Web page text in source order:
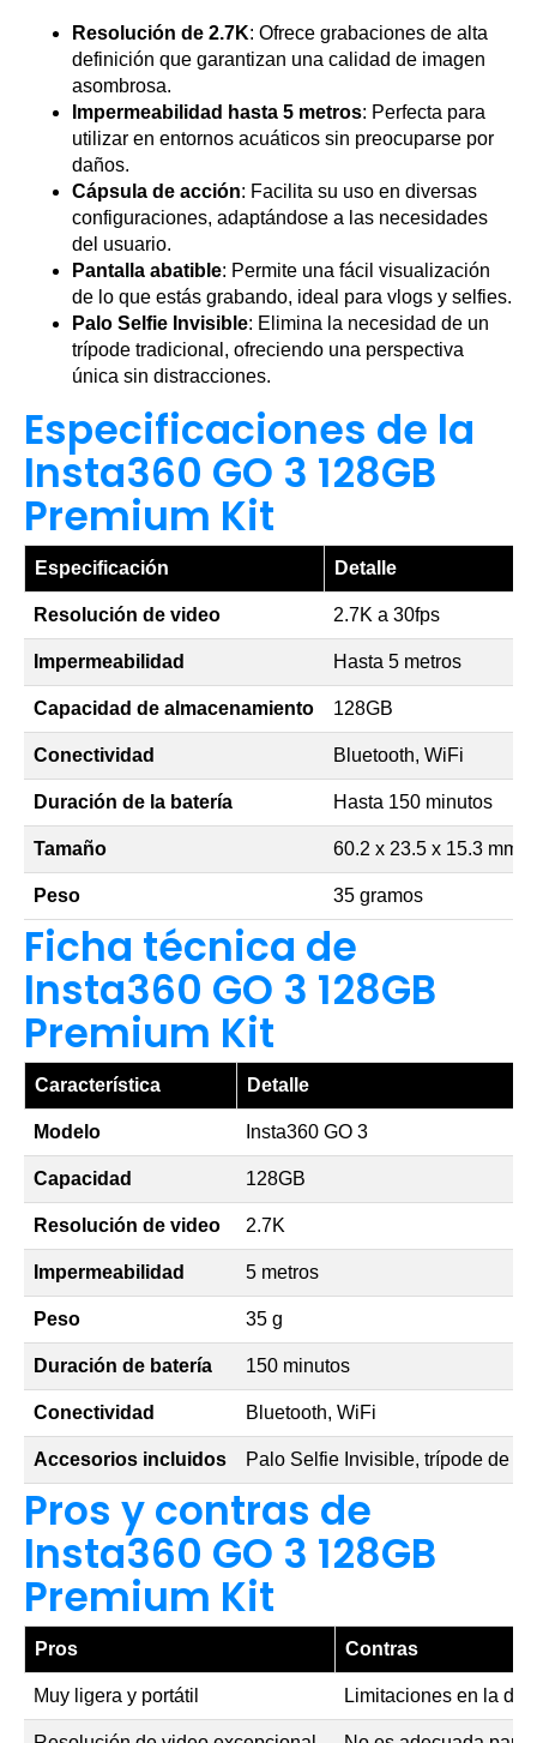
Resolución de 2.7K: Ofrece grabaciones de alta
definición que garantizan una calidad de imagen
asombrosa.
Impermeabilidad hasta 5 metros: Perfecta para
utilizar en entornos acuáticos sin preocuparse por
daños.
Cápsula de acción: Facilita su uso en diversas
configuraciones, adaptándose a las necesidades
del usuario.
Pantalla abatible: Permite una fácil visualización
de lo que estás grabando, ideal para vlogs y selfies.
Palo Selfie Invisible: Elimina la necesidad de un
trípode tradicional, ofreciendo una perspectiva
única sin distracciones.
Especificaciones de la
Insta360 GO 3 128GB
Premium Kit
Especificación Detalle
Resolución de video 2.7K a 30fps
Impermeabilidad Hasta 5 metros
Capacidad de almacenamiento 128GB
Conectividad Bluetooth, WiFi
Duración de la batería Hasta 150 minutos
Tamaño 60.2 x 23.5 x 15.3 mm
Peso 35 gramos
Ficha técnica de
Insta360 GO 3 128GB
Premium Kit
Característica Detalle
Modelo Insta360 GO 3
Capacidad 128GB
Resolución de video 2.7K
Impermeabilidad 5 metros
Peso 35 g
Duración de batería 150 minutos
Conectividad Bluetooth, WiFi
Accesorios incluidos Palo Selfie Invisible, trípode de
Pros y contras de
Insta360 GO 3 128GB
Premium Kit
Pros Contras
Muy ligera y portátil Limitaciones en la